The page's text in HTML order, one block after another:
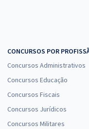
CONCURSOS POR
Concursos Administrativos
Concursos Educação
Concursos Fiscais
Concursos Jurídicos
Concursos Militares